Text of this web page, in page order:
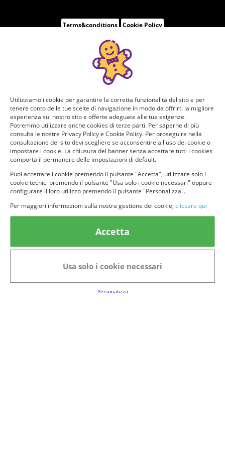
Terms&conditions Cookie Policy
Utilizziamo i cookie per garantire la corretta funzionalità del sito e per
tenere conto delle tue scelte di navigazione in modo da offrirti la migliore
esperienza sul nostro sito e offerte adeguate alle tue esigenze.
Potremmo utilizzare anche cookies di terze parti. Per saperne di più
consulta le nostre Privacy Policy e Cookie Policy. Per proseguire nella
consultazione del sito devi scegliere se acconsentire all'uso dei cookie o
impostare i cookie. La chiusura del banner senza accettare tutti i cookies
comporta il permanere delle impostazioni di default.
Puoi accettare i cookie premendo il pulsante "Accetta", utilizzare solo i
cookie tecnici premendo il pulsante "Usa solo i cookie necessari" oppure
configurare il loro utilizzo premendo il pulsante "Personalizza".
Per maggiori informazioni sulla nostra gestione dei cookie, cliccare qui
Accetta
Usa solo i cookie necessari
Personalizza